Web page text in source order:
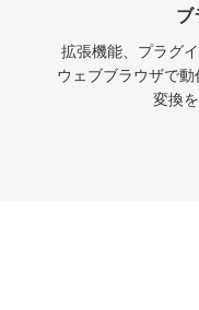
ブ
拡張機能、プラグ
ウェブブラウザで
変換